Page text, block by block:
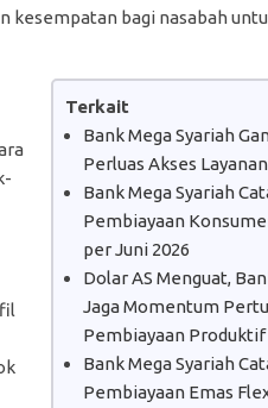
kesempatan bagi nasabah
Terkait
Bank Mega Syariah
Perluas Akses
Bank Mega Syariah
Pembiayaan
per Juni 2026
Dolar AS Menguat,
Jaga Momentum
Pembiayaan Produktif
Bank Mega Syariah
Pembiayaan Emas